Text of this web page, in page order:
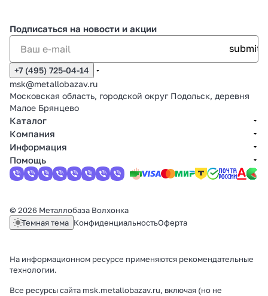
Подписаться на новости и акции
+7 (495) 725-04-14
msk@metallobazav.ru
Московская область, городской округ Подольск, деревня
Малое Брянцево
Каталог
Компания
Информация
Помощь
© 2026 Металлобаза Волхонка
Темная тема КонфиденциальностьОферта
На информационном ресурсе применяются рекомендательные
технологии.
Все ресурсы сайта msk.metallobazav.ru, включая (но не